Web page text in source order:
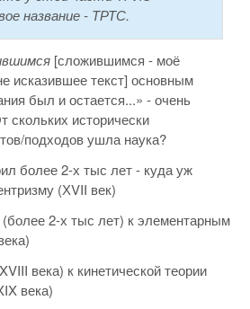
название - ТРТС.
[сложившимся - моё
исказившее текст] основным
был и остается...» - очень
скольких исторически
подходов ушла наука?
более 2-х тыс лет - куда уж
(ХVII век)
2-х тыс лет) к элементарным
века) к кинетической теории
века)